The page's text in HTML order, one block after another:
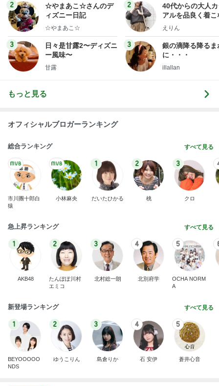
ログ
2
☆やまあこ☆さんのデ
ィズニー日記
☆やまあこ☆
3
日々是甘露2〜ディズニ
ー風味〜
甘露
2
40代からの大人
アルを品良く着こ
ファッションブロ
えりん
3
銀の滴降る降るま
に・・・
illallan
もっと見る
オフィシャルブロガーランキング
総合ランキング すべて見る
市川團十郎白
猿
小林麻央
1
だいたひかる
2
桃
3
クロ
急上昇ランキング すべて見る
1
AKB48
2
たんぽぽ川村
エミコ
3
北村総一朗
4
北別府学
5
OCHA NORM
A
新登場ランキング すべて見る
1
BEYOOOOO
NDS
2
ゆうこりん
3
島倉りか
4
石 安伊
5
蒼井心音